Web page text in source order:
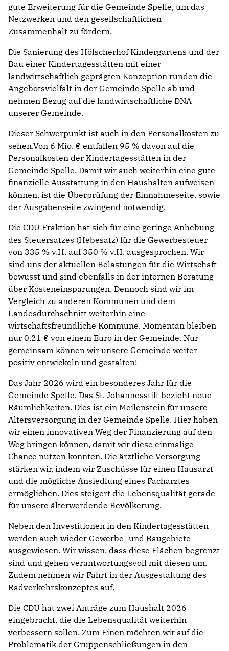
gute Erweiterung für die Gemeinde Spelle, um das
Netzwerken und den gesellschaftlichen
Zusammenhalt zu fördern.
Die Sanierung des Hölscherhof Kindergartens und der
Bau einer Kindertagesstätten mit einer
landwirtschaftlich geprägten Konzeption runden die
Angebotsvielfalt in der Gemeinde Spelle ab und
nehmen Bezug auf die landwirtschaftliche DNA
unserer Gemeinde.
Dieser Schwerpunkt ist auch in den Personalkosten zu
sehen.Von 6 Mio. € entfallen 95 % davon auf die
Personalkosten der Kindertagesstätten in der
Gemeinde Spelle. Damit wir auch weiterhin eine gute
finanzielle Ausstattung in den Haushalten aufweisen
können, ist die Überprüfung der Einnahmeseite, sowie
der Ausgabenseite zwingend notwendig.
Die CDU Fraktion hat sich für eine geringe Anhebung
des Steuersatzes (Hebesatz) für die Gewerbesteuer
von 335 % v.H. auf 350 % v.H. ausgesprochen. Wir
sind uns der aktuellen Belastungen für die Wirtschaft
bewusst und sind ebenfalls in der internen Beratung
über Kosteneinsparungen. Dennoch sind wir im
Vergleich zu anderen Kommunen und dem
Landesdurchschnitt weiterhin eine
wirtschaftsfreundliche Kommune. Momentan bleiben
nur 0,21 € von einem Euro in der Gemeinde. Nur
gemeinsam können wir unsere Gemeinde weiter
positiv entwickeln und gestalten!
Das Jahr 2026 wird ein besonderes Jahr für die
Gemeinde Spelle. Das St. Johannesstift bezieht neue
Räumlichkeiten. Dies ist ein Meilenstein für unsere
Altersversorgung in der Gemeinde Spelle. Hier haben
wir einen innovativen Weg der Finanzierung auf den
Weg bringen können, damit wir diese einmalige
Chance nutzen konnten. Die ärztliche Versorgung
stärken wir, indem wir Zuschüsse für einen Hausarzt
und die mögliche Ansiedlung eines Facharztes
ermöglichen. Dies steigert die Lebensqualität gerade
für unsere älterwerdende Bevölkerung.
Neben den Investitionen in den Kindertagesstätten
werden auch wieder Gewerbe- und Baugebiete
ausgewiesen. Wir wissen, dass diese Flächen begrenzt
sind und gehen verantwortungsvoll mit diesen um.
Zudem nehmen wir Fahrt in der Ausgestaltung des
Radverkehrskonzeptes auf.
Die CDU hat zwei Anträge zum Haushalt 2026
eingebracht, die die Lebensqualität weiterhin
verbessern sollen. Zum Einen möchten wir auf die
Problematik der Gruppenschließungen in den